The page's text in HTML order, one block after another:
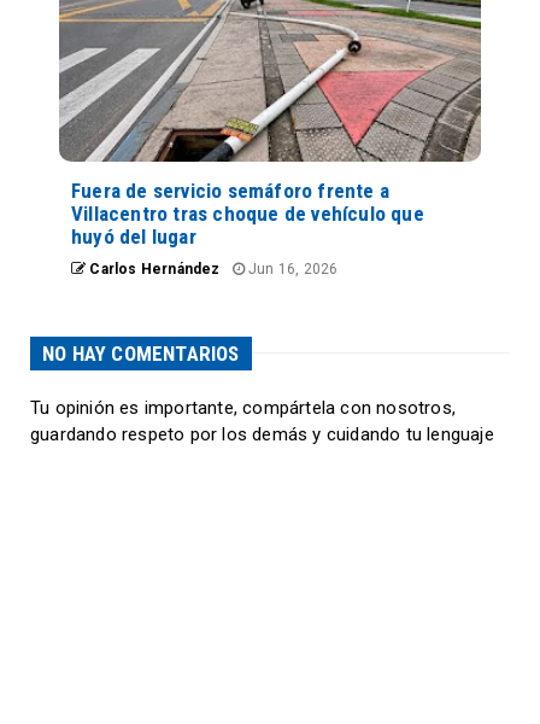
Fuera de servicio semáforo frente a
Villacentro tras choque de vehículo que
huyó del lugar
Carlos Hernández Jun 16, 2026
NO HAY COMENTARIOS
Tu opinión es importante, compártela con nosotros,
guardando respeto por los demás y cuidando tu lenguaje